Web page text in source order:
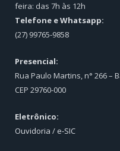
feira: das 7h às 12h
Telefone e Whatsapp:
(27) 99765-9858
Presencial:
Rua Paulo Martins, n° 266 –
CEP 29760-000
Eletrônico:
Ouvidoria / e-SIC